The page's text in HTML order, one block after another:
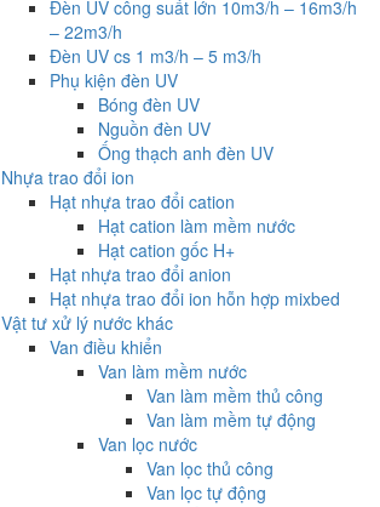
Đèn UV công suất lớn 10m3/h – 16m3/h
– 22m3/h
Đèn UV cs 1 m3/h – 5 m3/h
Phụ kiện đèn UV
Bóng đèn UV
Nguồn đèn UV
Ống thạch anh đèn UV
Nhựa trao đổi ion
Hạt nhựa trao đổi cation
Hạt cation làm mềm nước
Hạt cation gốc H+
Hạt nhựa trao đổi anion
Hạt nhựa trao đổi ion hỗn hợp mixbed
Vật tư xử lý nước khác
Van điều khiển
Van làm mềm nước
Van làm mềm thủ công
Van làm mềm tự động
Van lọc nước
Van lọc thủ công
Van lọc tự động